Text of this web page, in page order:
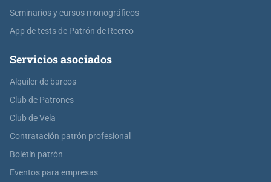
Seminarios y cursos monográficos
App de tests de Patrón de Recreo
Servicios asociados
Alquiler de barcos
Club de Patrones
Club de Vela
Contratación patrón profesional
Boletín patrón
Eventos para empresas